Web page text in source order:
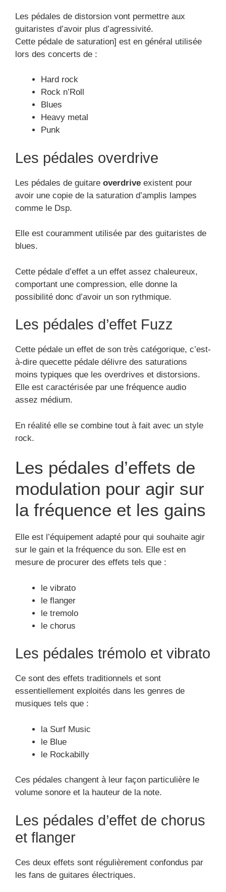
Les pédales de distorsion vont permettre aux
guitaristes d’avoir plus d’agressivité.
Cette pédale de saturation] est en général utilisée
lors des concerts de :
Hard rock
Rock n’Roll
Blues
Heavy metal
Punk
Les pédales overdrive
Les pédales de guitare overdrive existent pour
avoir une copie de la saturation d’amplis lampes
comme le Dsp.
Elle est couramment utilisée par des guitaristes de
blues.
Cette pédale d’effet a un effet assez chaleureux,
comportant une compression, elle donne la
possibilité donc d’avoir un son rythmique.
Les pédales d’effet Fuzz
Cette pédale un effet de son très catégorique, c’est-
à-dire quecette pédale délivre des saturations
moins typiques que les overdrives et distorsions.
Elle est caractérisée par une fréquence audio
assez médium.
En réalité elle se combine tout à fait avec un style
rock.
Les pédales d’effets de
modulation pour agir sur
la fréquence et les gains
Elle est l’équipement adapté pour qui souhaite agir
sur le gain et la fréquence du son. Elle est en
mesure de procurer des effets tels que :
le vibrato
le flanger
le tremolo
le chorus
Les pédales trémolo et vibrato
Ce sont des effets traditionnels et sont
essentiellement exploités dans les genres de
musiques tels que :
la Surf Music
le Blue
le Rockabilly
Ces pédales changent à leur façon particulière le
volume sonore et la hauteur de la note.
Les pédales d’effet de chorus
et flanger
Ces deux effets sont régulièrement confondus par
les fans de guitares électriques.